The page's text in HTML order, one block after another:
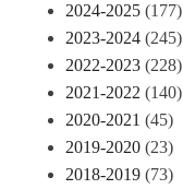
2024-2025 (177)
2023-2024 (245)
2022-2023 (228)
2021-2022 (140)
2020-2021 (45)
2019-2020 (23)
2018-2019 (73)